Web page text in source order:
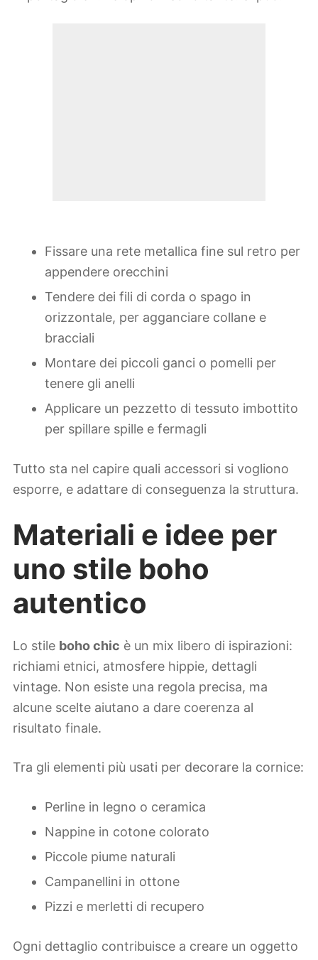
Fissare una rete metallica fine sul retro per
appendere orecchini
Tendere dei fili di corda o spago in
orizzontale, per agganciare collane e
bracciali
Montare dei piccoli ganci o pomelli per
tenere gli anelli
Applicare un pezzetto di tessuto imbottito
per spillare spille e fermagli
Tutto sta nel capire quali accessori si vogliono
esporre, e adattare di conseguenza la struttura.
Materiali e idee per
uno stile boho
autentico
Lo stile boho chic è un mix libero di ispirazioni:
richiami etnici, atmosfere hippie, dettagli
vintage. Non esiste una regola precisa, ma
alcune scelte aiutano a dare coerenza al
risultato finale.
Tra gli elementi più usati per decorare la cornice:
Perline in legno o ceramica
Nappine in cotone colorato
Piccole piume naturali
Campanellini in ottone
Pizzi e merletti di recupero
Ogni dettaglio contribuisce a creare un oggetto